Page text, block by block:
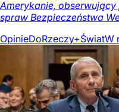
Amerykanie, obserwujący
spraw Bezpieczeństwa
OpinieDoRzeczy+ŚwiatW